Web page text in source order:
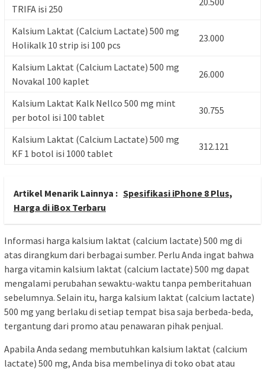
TRIFA isi 250
Kalsium Laktat (Calcium Lactate) 500 mg
Holikalk 10 strip isi 100 pcs
23.000
Kalsium Laktat (Calcium Lactate) 500 mg
Novakal 100 kaplet
26.000
Kalsium Laktat Kalk Nellco 500 mg mint
per botol isi 100 tablet
30.755
Kalsium Laktat (Calcium Lactate) 500 mg
KF 1 botol isi 1000 tablet
312.121
Artikel Menarik Lainnya : Spesifikasi iPhone 8 Plus,
Harga di iBox Terbaru
Informasi harga kalsium laktat (calcium lactate) 500 mg di
atas dirangkum dari berbagai sumber. Perlu Anda ingat bahwa
harga vitamin kalsium laktat (calcium lactate) 500 mg dapat
mengalami perubahan sewaktu-waktu tanpa pemberitahuan
sebelumnya. Selain itu, harga kalsium laktat (calcium lactate)
500 mg yang berlaku di setiap tempat bisa saja berbeda-beda,
tergantung dari promo atau penawaran pihak penjual.
Apabila Anda sedang membutuhkan kalsium laktat (calcium
lactate) 500 mg, Anda bisa membelinya di toko obat atau